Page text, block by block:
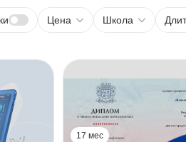
Цена Школа
17 мес